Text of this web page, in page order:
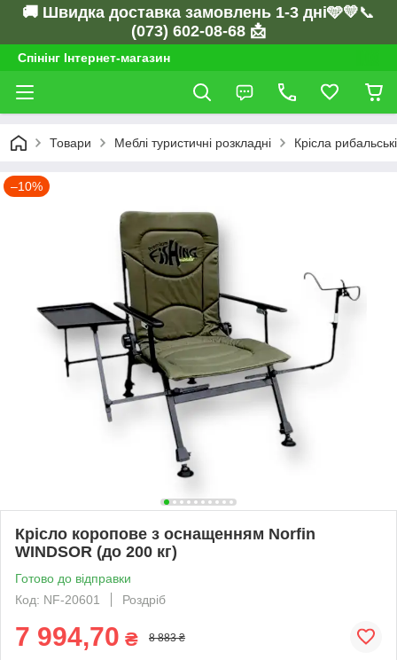
🚚 Швидка доставка замовлень 1-3 дні🩵💛📞
(073) 602-08-68 📩
Спінінг Інтернет-магазин
Товари Меблі туристичні розкладні Крісла
–10%
Крісло коропове з оснащенням Norfin
WINDSOR (до 200 кг)
Готово до відправки
Код: NF-20601
Роздріб
7 994,70 ₴ 8 883 ₴